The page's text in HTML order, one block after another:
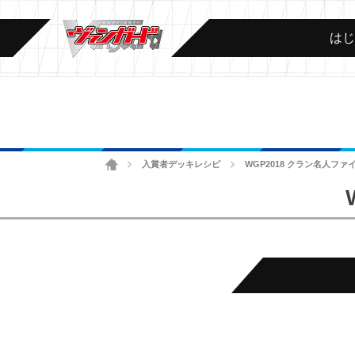
は
ホーム 入賞者デッキレシピ WGP2018 クラン名人ファ